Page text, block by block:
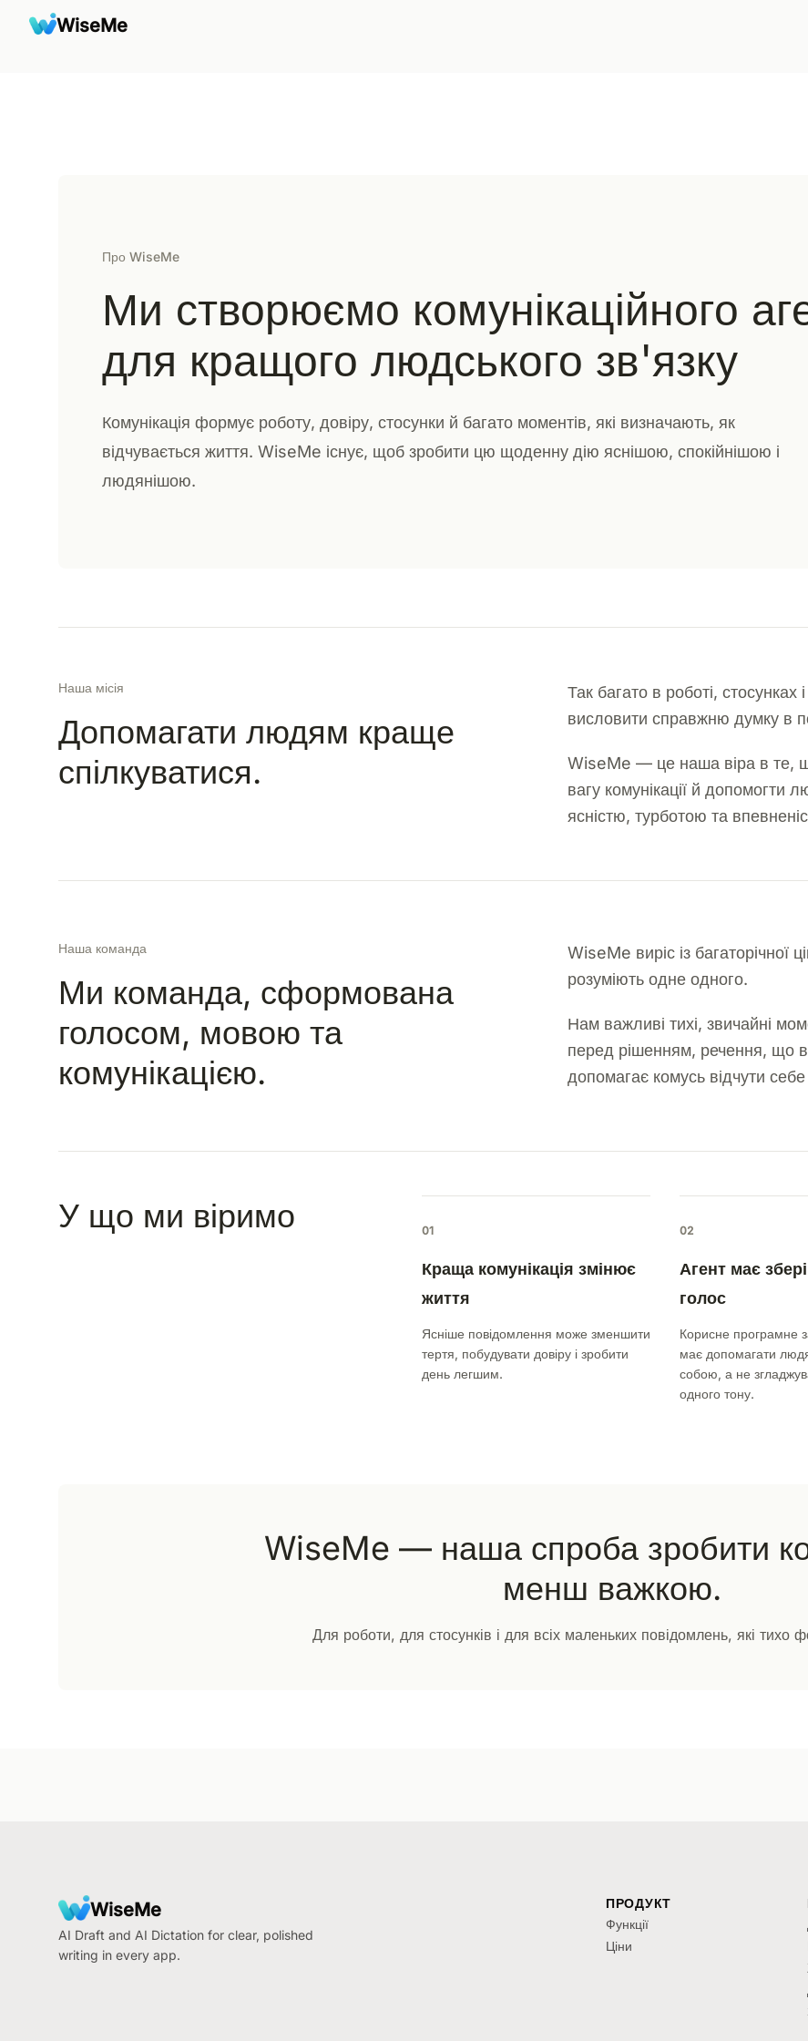
WiseMeWiseMe
Про WiseMe
Ми створюємо комунікаційного
для кращого людського зв'язку
Комунікація формує роботу, довіру, стосунки й багато моментів, які визначають, як
відчувається життя. WiseMe існує, щоб зробити цю щоденну дію яснішою, спокійнішою і
людянішою.
Наша місія
Допомагати людям краще
спілкуватися.
Так багато в роботі,
висловити справжню думку в
WiseMe — це наша віра в те,
вагу комунікації й допомогти
ясністю, турботою та
Наша команда
Ми команда, сформована
голосом, мовою та
комунікацією.
WiseMe виріс із багаторічної
розуміють одне одного.
Нам важливі тихі, звичайні
перед рішенням, речення, що
допомагає комусь відчути
У що ми віримо 01
Краща комунікація змінює
життя
Ясніше повідомлення може зменшити
тертя, побудувати довіру і зробити
день легшим.
02
Агент має
голос
Корисне програмне
має допомагати
собою, а не
одного тону.
WiseMe — наша спроба зробити
менш важкою.
Для роботи, для стосунків і для всіх маленьких повідомлень, які тихо
WiseMe
AI Draft and AI Dictation for clear, polished
writing in every app.
ПРОДУКТ
Функції
Ціни